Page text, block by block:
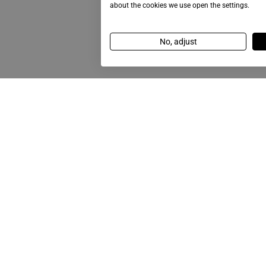
about the cookies we use open the settings.
No, adjust